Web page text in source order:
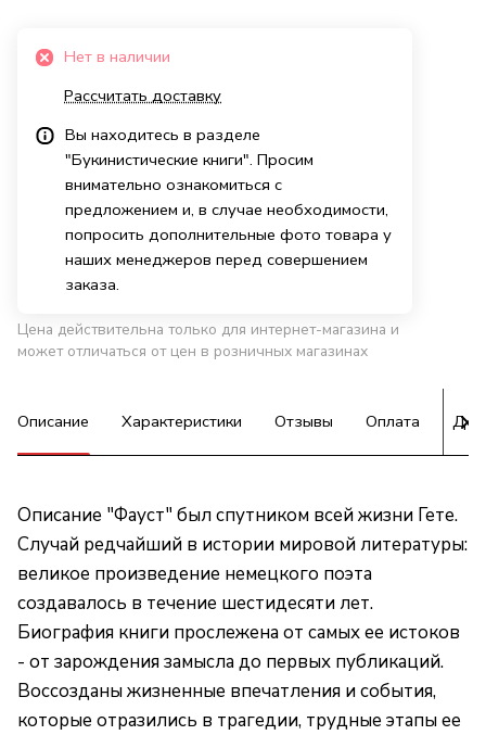
Нет в наличии
Рассчитать доставку
Вы находитесь в разделе
"Букинистические книги". Просим
внимательно ознакомиться с
предложением и, в случае необходимости,
попросить дополнительные фото товара у
наших менеджеров перед совершением
заказа.
Цена действительна только для интернет-магазина и
может отличаться от цен в розничных магазинах
Описание Характеристики Отзывы Оплата
Описание "Фауст" был спутником всей жизни Гете.
Случай редчайший в истории мировой литературы:
великое произведение немецкого поэта
создавалось в течение шестидесяти лет.
Биография книги прослежена от самых ее истоков
- от зарождения замысла до первых публикаций.
Воссозданы жизненные впечатления и события,
которые отразились в трагедии, трудные этапы ее